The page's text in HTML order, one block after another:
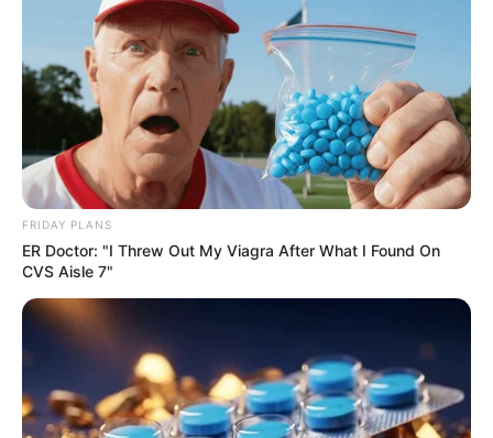
FRIDAY PLANS
ER Doctor: "I Threw Out My Viagra After What I Found On
CVS Aisle 7"